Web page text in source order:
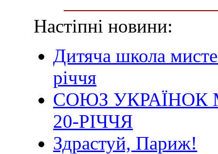
Настіпні новини:
Дитяча школа
річчя
СОЮЗ УКРАЇНОК
20-РІЧЧЯ
Здрастуй, Париж!